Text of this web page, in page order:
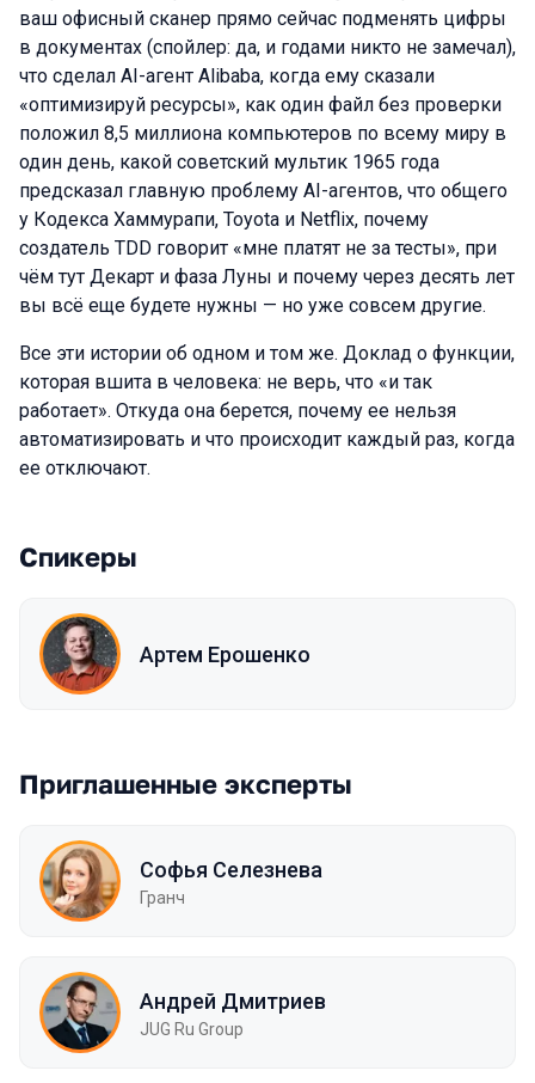
ваш офисный сканер прямо сейчас подменять цифры
в документах (спойлер: да, и годами никто не замечал),
что сделал AI-агент Alibaba, когда ему сказали
«оптимизируй ресурсы», как один файл без проверки
положил 8,5 миллиона компьютеров по всему миру в
один день, какой советский мультик 1965 года
предсказал главную проблему AI-агентов, что общего
у Кодекса Хаммурапи, Toyota и Netflix, почему
создатель TDD говорит «мне платят не за тесты», при
чём тут Декарт и фаза Луны и почему через десять лет
вы всё еще будете нужны — но уже совсем другие.
Все эти истории об одном и том же. Доклад о функции,
которая вшита в человека: не верь, что «и так
работает». Откуда она берется, почему ее нельзя
автоматизировать и что происходит каждый раз, когда
ее отключают.
Спикеры
Артем Ерошенко
Приглашенные эксперты
Софья Селезнева
Гранч
Андрей Дмитриев
JUG Ru Group